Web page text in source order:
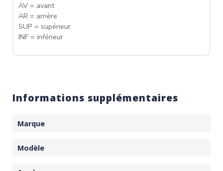
AV = avant
AR = arrière
SUP = supérieur
INF = inférieur
Informations supplémentaires
Marque
Modèle